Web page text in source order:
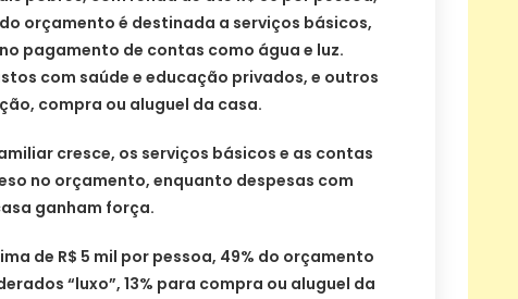
orçamento é destinada a serviços básicos,
pagamento de contas como água e luz.
com saúde e educação privados, e outros
compra ou aluguel da casa.
cresce, os serviços básicos e as contas
no orçamento, enquanto despesas com
ganham força.
de R$ 5 mil por pessoa, 49% do orçamento
“luxo”, 13% para compra ou aluguel da